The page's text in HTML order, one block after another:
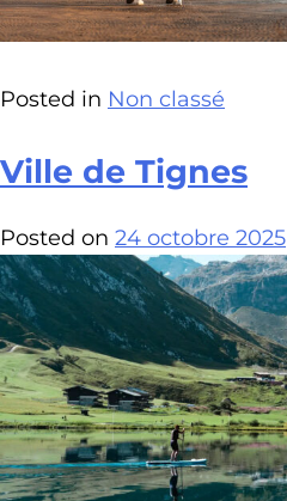
Posted in Non classé
Ville de Tignes
Posted on 24 octobre 2025